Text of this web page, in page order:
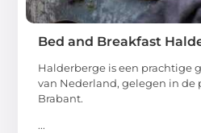
Bed and Breakfast
Halderberge is een prachtige
van Nederland, gelegen in de
Brabant.
...